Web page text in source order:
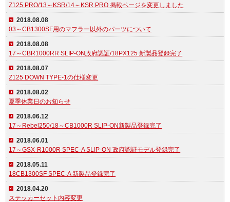
Z125 PRO/13～KSR/14～KSR PRO 掲載ページを変更しました
2018.08.08
03～CB1300SF用のマフラー以外のパーツについて
2018.08.08
17～CBR1000RR SLIP-ON政府認証/18PX125 新製品登録完了
2018.08.07
Z125 DOWN TYPE-1の仕様変更
2018.08.02
夏季休業日のお知らせ
2018.06.12
17～Rebel250/18～CB1000R SLIP-ON新製品登録完了
2018.06.01
17～GSX-R1000R SPEC-A SLIP-ON 政府認証モデル登録完了
2018.05.11
18CB1300SF SPEC-A 新製品登録完了
2018.04.20
ステッカーセット内容変更